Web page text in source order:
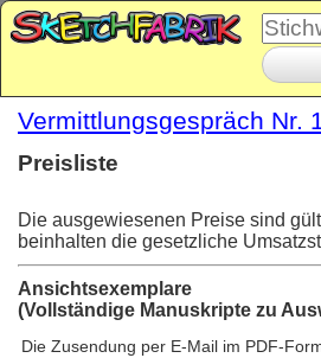
Vermittlungsgespräch Nr.
Preisliste
Die ausgewiesenen Preise sind
beinhalten die gesetzliche
Ansichtsexemplare
(Vollständige Manuskripte zu
Die Zusendung per E-Mail im PDF-